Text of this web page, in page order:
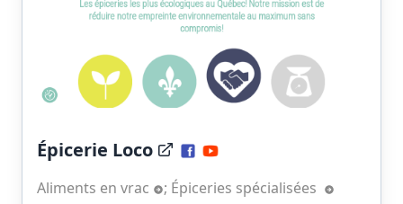
Épicerie Loco
Aliments en vrac ; Épiceries spécialisées